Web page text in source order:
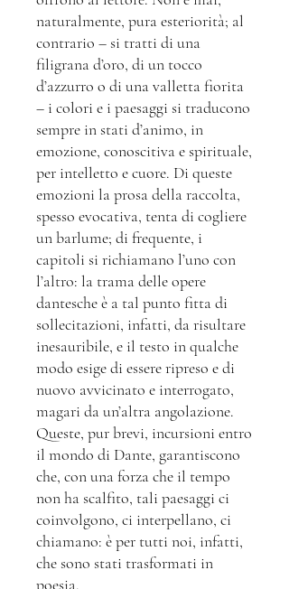
naturalmente, pura esteriorità; al
contrario – si tratti di una
filigrana d’oro, di un tocco
d’azzurro o di una valletta fiorita
– i colori e i paesaggi si traducono
sempre in stati d’animo, in
emozione, conoscitiva e spirituale,
per intelletto e cuore. Di queste
emozioni la prosa della raccolta,
spesso evocativa, tenta di cogliere
un barlume; di frequente, i
capitoli si richiamano l’uno con
l’altro: la trama delle opere
dantesche è a tal punto fitta di
sollecitazioni, infatti, da risultare
inesauribile, e il testo in qualche
modo esige di essere ripreso e di
nuovo avvicinato e interrogato,
magari da un’altra angolazione.
Queste, pur brevi, incursioni entro
il mondo di Dante, garantiscono
che, con una forza che il tempo
non ha scalfito, tali paesaggi ci
coinvolgono, ci interpellano, ci
chiamano: è per tutti noi, infatti,
che sono stati trasformati in
poesia.